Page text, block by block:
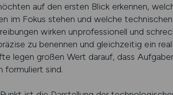
auf den ersten Blick erkennen,
im Fokus stehen und welche
wirken unprofessionell und
zu benennen und gleichzeitig ein
legen großen Wert darauf, dass
formuliert sind.